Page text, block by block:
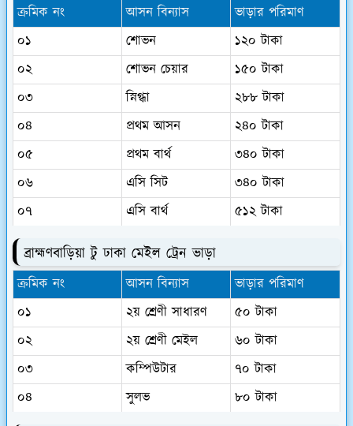
ক্রমিক নং আসন বিন্যাস
ভাড়ার পরিমাণ
০১
শোভন
১২০ টাকা
০২
শোভন চেয়ার
১৫০ টাকা
০৩
স্নিগ্ধা
২৮৮ টাকা
০৪
প্রথম আসন
২৪০ টাকা
০৫
প্রথম বার্থ
৩৪০ টাকা
০৬
এসি সিট
৩৪০ টাকা
০৭
এসি বার্থ ৫১২ টাকা
ব্রাহ্মণবাড়িয়া টু ঢাকা মেইল ট্রেন ভাড়া
ক্রমিক নং আসন বিন্যাস
ভাড়ার পরিমাণ
০১
২য় শ্রেণী সাধারণ
৫০ টাকা
০২
২য় শ্রেণী মেইল
৬০ টাকা
০৩
কম্পিউটার
৭০ টাকা
০৪
সুলভ ৮০ টাকা